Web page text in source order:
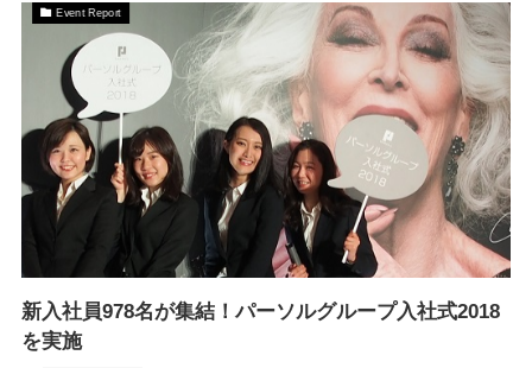
Event Report
新入社員978名が集結！パーソルグループ入社式2018
を実施